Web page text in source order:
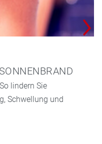
lindern Sie
Schwellung und